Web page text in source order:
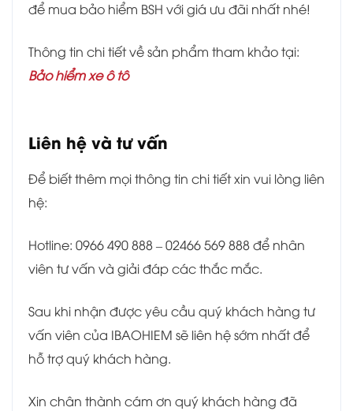
để mua bảo hiểm BSH với giá ưu đãi nhất nhé!
Thông tin chi tiết về sản phẩm tham khảo tại:
Bảo hiểm xe ô tô
Liên hệ và tư vấn
Để biết thêm mọi thông tin chi tiết xin vui lòng liên
hệ:
Hotline: 0966 490 888 – 02466 569 888 để nhân
viên tư vấn và giải đáp các thắc mắc.
Sau khi nhận được yêu cầu quý khách hàng tư
vấn viên của IBAOHIEM sẽ liên hệ sớm nhất để
hỗ trợ quý khách hàng.
Xin chân thành cám ơn quý khách hàng đã